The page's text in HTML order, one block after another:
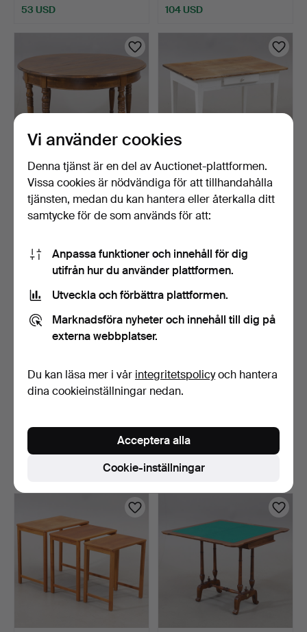
53 USD 104 USD
HALVMÅNEBORD/MATSAL
SBORD, 1800/1900-tal.
BORD med låda, furu,
sengustavianskt, 1700…
2 dagar
talets första hälft.
22 bud
1900-talets första hä…
3 dagar
Värdering
64 USD
Vi använder cookies
Denna tjänst är en del av Auctionet-plattformen.
Vissa cookies är nödvändiga för att tillhandahålla
tjänsten, medan du kan hantera eller återkalla ditt
samtycke för de som används för att:
Anpassa funktioner och innehåll för dig
utifrån hur du använder plattformen.
Utveckla och förbättra plattformen.
Marknadsföra nyheter och innehåll till dig på
externa webbplatser.
Du kan läsa mer i vår integritetspolicyoch hantera
dina cookieinställningar nedan.
Cookie-inställningar
Acceptera alla